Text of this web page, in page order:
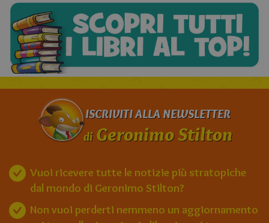
ISCRIVITI ALLA NEWSLETTER
diGeronimo Stilton
Vuoi ricevere tutte le notizie più stratopiche
dal mondo di Geronimo Stilton?
Non vuoi perderti nemmeno un aggiornamento